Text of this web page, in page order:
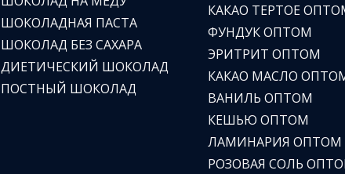
ШОКОЛАДНАЯ ПАСТА
ШОКОЛАД БЕЗ САХАРА
ДИЕТИЧЕСКИЙ ШОКОЛАД
ПОСТНЫЙ ШОКОЛАД
КАКАО ТЕРТОЕ
ФУНДУК ОПТОМ
ЭРИТРИТ ОПТОМ
КАКАО МАСЛО
ВАНИЛЬ ОПТОМ
КЕШЬЮ ОПТОМ
ЛАМИНАРИЯ ОПТОМ
РОЗОВАЯ СОЛЬ